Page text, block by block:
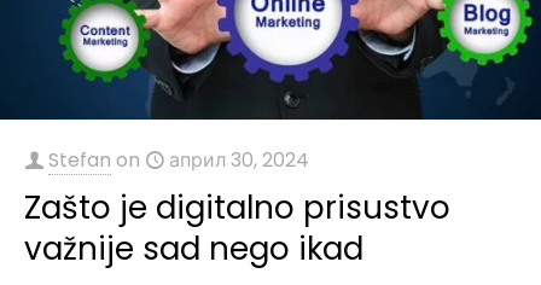
Stefan on април 30, 2024
Zašto je digitalno prisustvo
važnije sad nego ikad